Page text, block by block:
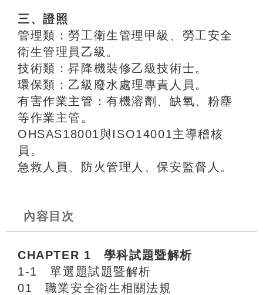
三、證照
管理類：勞工衛生管理甲級、勞工安全
衛生管理員乙級。
技術類：昇降機裝修乙級技術士。
環保類：乙級廢水處理專責人員。
有害作業主管：有機溶劑、缺氧、粉塵
等作業主管。
OHSAS18001與ISO14001主導稽核
員。
急救人員、防火管理人、保安監督人。
內容目次
CHAPTER 1 學科試題暨解析
1-1 單選題試題暨解析
01 職業安全衛生相關法規